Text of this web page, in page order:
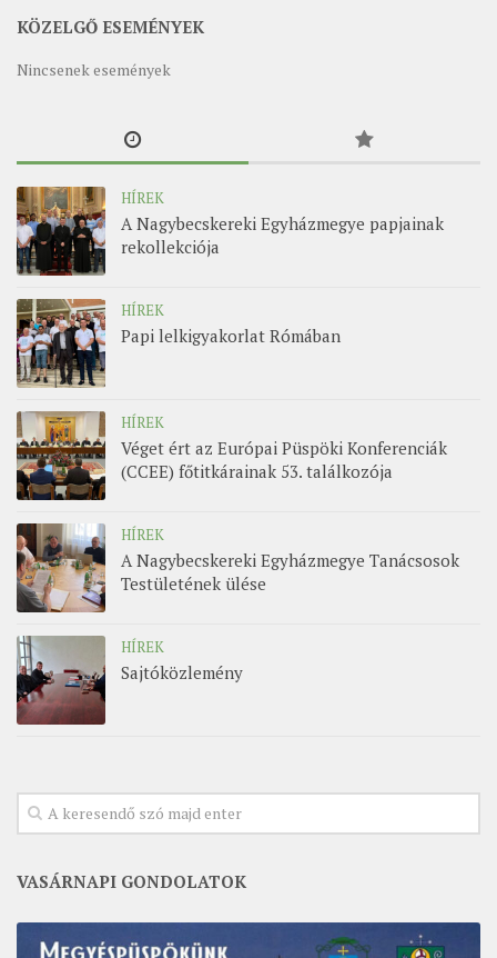
KÖZELGŐ ESEMÉNYEK
Nincsenek események
HÍREK
A Nagybecskereki Egyházmegye papjainak
rekollekciója
HÍREK
Papi lelkigyakorlat Rómában
HÍREK
Véget ért az Európai Püspöki Konferenciák
(CCEE) főtitkárainak 53. találkozója
HÍREK
A Nagybecskereki Egyházmegye Tanácsosok
Testületének ülése
HÍREK
Sajtóközlemény
VASÁRNAPI GONDOLATOK